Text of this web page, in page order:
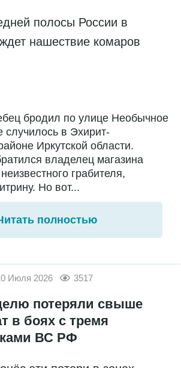
полосы России в
нашествие комаров
бродил по улице Необычное
случилось в Эхирит-
Иркутской области.
владелец магазина
грабителя,
Но вот...
полностью
Июля 2026 3517
потеряли свыше
в боях с тремя
ВС РФ